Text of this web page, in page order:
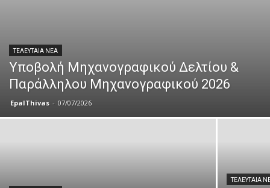
ΤΕΛΕΥΤΑΊΑ ΝΈΑ
Υποβολή Μηχανογραφικού Δελτίου &
Παράλληλου Μηχανογραφικού 2026
EpalThivas - 07/07/2026
ΤΕΛΕΥΤΑΊΑ